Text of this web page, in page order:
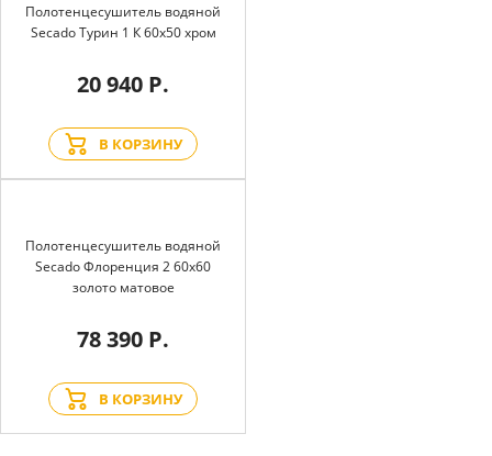
Полотенцесушитель водяной
Secado Турин 1 К 60x50 хром
20 940 Р.
В КОРЗИНУ
Полотенцесушитель водяной
Secado Флоренция 2 60x60
золото матовое
78 390 Р.
В КОРЗИНУ